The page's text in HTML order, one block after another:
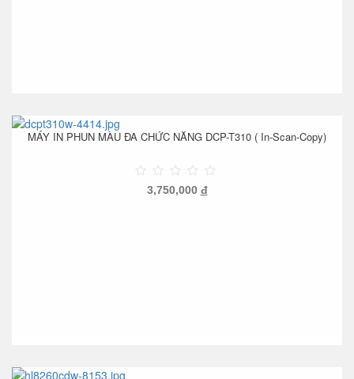
MÁY IN PHUN MÀU ĐA CHỨC NĂNG DCP-T310 ( In-Scan-Copy)
3,750,000 đ